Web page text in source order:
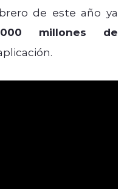
de este año ya
millones de